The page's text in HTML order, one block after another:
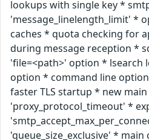
lookups with single key *
'message_linelength_limit' *
caches * quota checking for
during message reception *
'file=<path>' option * lsearch
option * command line
faster TLS startup * new
'proxy_protocol_timeout' *
'queue_size_exclusive' *